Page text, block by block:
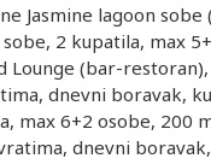
Jasmine lagoon sobe
2 kupatila, max
Lounge (bar-
dnevni boravak,
max 6+2 osobe, 200
dnevni